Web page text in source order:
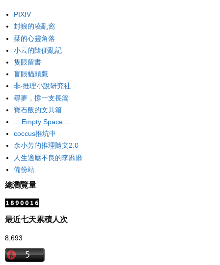
PIXIV
封狼的凌亂窩
栞的心靈角落
小云的隨便亂記
隻眼留書
盲眼貓頭鷹
非‧推理小說研究社
尋夢，撐一支長篙
寶石般的文具箱
.:: Empty Space ::.
coccus推坑中
余小芳的推理隨文2.0
人生適應不良的李靡靡
備份站
總瀏覽量
最近七天累積人次
8,693